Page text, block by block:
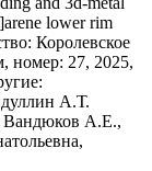
lower rim
Королевское
номер: 27, 2025,
А.Т.
А.Е.,